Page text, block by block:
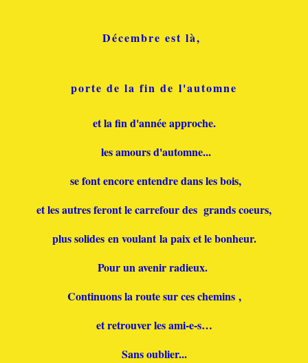
Décembre est là,
porte de la fin de l'automne
et la fin d'année approche.
les amours d'automne...
se font encore entendre dans les bois,
et les autres feront le carrefour des grands coeurs,
plus solides en voulant la paix et le bonheur.
Pour un avenir radieux.
Continuons la route sur ces chemins ,
et retrouver les ami-e-s…
Sans oublier...